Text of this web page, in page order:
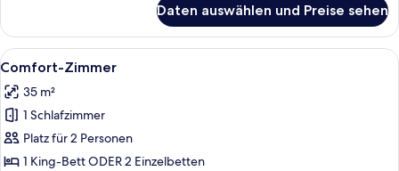
Daten auswählen und Preise sehen
Alle
Fotos
für
Comfort-
Zimmer
anzeigen
Ein Hotelzimmer mit einem großen
7
Comfort-Zimmer
35 m²
1 Schlafzimmer
Platz für 2 Personen
1 King-Bett ODER 2 Einzelbetten